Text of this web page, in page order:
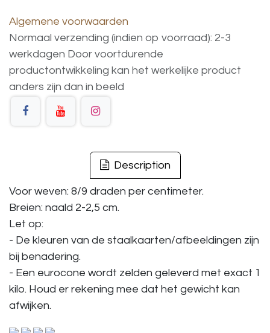
Algemene voorwaarden
Normaal verzending (indien op voorraad): 2-3
werkdagen Door voortdurende
productontwikkeling kan het werkelijke product
anders zijn dan in beeld
Description
Voor weven: 8/9 draden per centimeter.
Breien: naald 2-2,5 cm.
Let op:
- De kleuren van de staalkaarten/afbeeldingen zijn
bij benadering.
- Een eurocone wordt zelden geleverd met exact 1
kilo. Houd er rekening mee dat het gewicht kan
afwijken.